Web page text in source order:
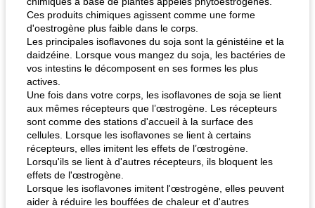
Ces produits chimiques agissent comme une forme
d'oestrogène plus faible dans le corps.
Les principales isoflavones du soja sont la génistéine et la
daidzéine. Lorsque vous mangez du soja, les bactéries de
vos intestins le décomposent en ses formes les plus
actives.
Une fois dans votre corps, les isoflavones de soja se lient
aux mêmes récepteurs que l’œstrogène. Les récepteurs
sont comme des stations d'accueil à la surface des
cellules. Lorsque les isoflavones se lient à certains
récepteurs, elles imitent les effets de l’œstrogène.
Lorsqu'ils se lient à d'autres récepteurs, ils bloquent les
effets de l'œstrogène.
Lorsque les isoflavones imitent l'œstrogène, elles peuvent
aider à réduire les bouffées de chaleur et d'autres